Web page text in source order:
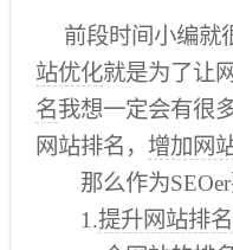
前段时间小编就
站优化就是为了让
名我想一定会有很
网站排名， 增加网
那么作为SEOer
1.提升网站排名